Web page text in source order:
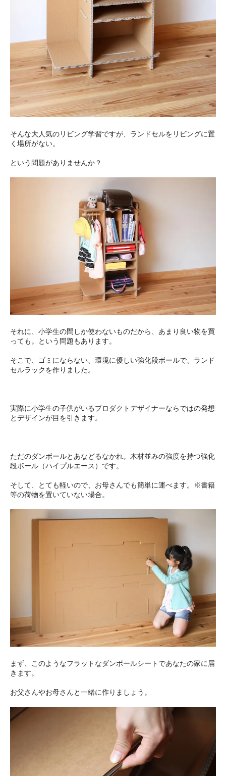
そんな大人気のリビング学習ですが、ランドセルをリビングに置
く場所がない。
という問題がありませんか？
それに、小学生の間しか使わないものだから、あまり良い物を買
っても。という問題もあります。
そこで、ゴミにならない、環境に優しい強化段ボールで、ランド
セルラックを作りました。
実際に小学生の子供がいるプロダクトデザイナーならではの発想
とデザインが目を引きます。
ただのダンボールとあなどるなかれ。木材並みの強度を持つ強化
段ボール（ハイプルエース）です。
そして、とても軽いので、お母さんでも簡単に運べます。※書籍
等の荷物を置いていない場合。
まず、このようなフラットなダンボールシートであなたの家に届
きます。
お父さんやお母さんと一緒に作りましょう。